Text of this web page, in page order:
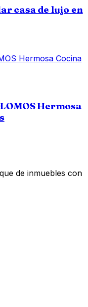
casa de lujo en
Hermosa
de inmuebles con